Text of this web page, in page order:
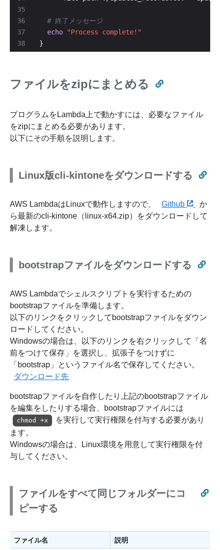
35
36
37
38
# 終了メッセージ
echo
"Process complete!"
}
ファイルをzipにまとめる
プログラムをLambda上で動かすには、必要なファイル
をzipにまとめる必要があります。
以下にその手順を説明します。
Linux版cli-kintoneをダウンロードする
AWS LambdaはLinuxで動作しますので、 Github
か
ら最新のcli-kintone（linux-x64.zip）をダウンロードして
解凍します。
bootstrapファイルをダウンロードする
AWS Lambdaでシェルスクリプトを実行するための
bootstrapファイルを準備します。
以下のリンクをクリックしてbootstrapファイルをダウン
ロードしてください。
Windowsの場合は、以下のリンクを右クリックして「名
前をつけて保存」を選択し、拡張子をつけずに
「bootstrap」というファイル名で保存してください。
ダウンロード先
bootstrapファイルを自作したり上記のbootstrapファイル
を編集をしたりする場合、bootstrapファイルには
chmod +x
を実行して実行権限を付与する必要があり
ます。
Windowsの場合は、Linux環境を用意して実行権限を付
与してください。
ファイルをすべて同じフォルダーにコ
ピーする
ファイル名 説明